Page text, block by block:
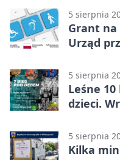
5 sierpnia
Grant na
Urząd
5 sierpnia
Leśne
dzieci.
5 sierpnia
Kilka